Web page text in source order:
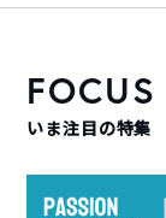
FOCUS
いま注目の特集